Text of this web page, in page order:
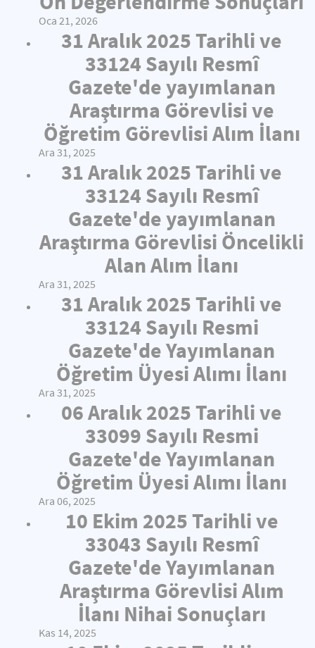
Oca 21, 2026
31 Aralık 2025 Tarihli ve
33124 Sayılı Resmî
Gazete'de yayımlanan
Araştırma Görevlisi ve
Öğretim Görevlisi Alım İlanı
Ara 31, 2025
31 Aralık 2025 Tarihli ve
33124 Sayılı Resmî
Gazete'de yayımlanan
Araştırma Görevlisi Öncelikli
Alan Alım İlanı
Ara 31, 2025
31 Aralık 2025 Tarihli ve
33124 Sayılı Resmi
Gazete'de Yayımlanan
Öğretim Üyesi Alımı İlanı
Ara 31, 2025
06 Aralık 2025 Tarihli ve
33099 Sayılı Resmi
Gazete'de Yayımlanan
Öğretim Üyesi Alımı İlanı
Ara 06, 2025
10 Ekim 2025 Tarihli ve
33043 Sayılı Resmî
Gazete'de Yayımlanan
Araştırma Görevlisi Alım
İlanı Nihai Sonuçları
Kas 14, 2025